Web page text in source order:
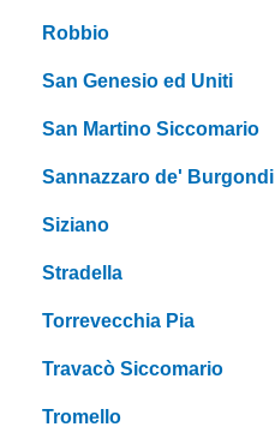
Robbio
San Genesio ed Uniti
San Martino Siccomario
Sannazzaro de' Burgondi
Siziano
Stradella
Torrevecchia Pia
Travacò Siccomario
Tromello